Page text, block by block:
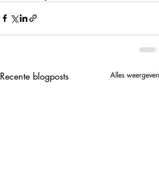
Recente blogposts Alles weergeven